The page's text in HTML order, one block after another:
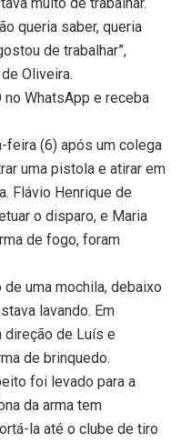
queria saber, queria
de trabalhar”,
Oliveira.
WhatsApp e receba
feira (6) após um colega
uma pistola e atirar em
Flávio Henrique de
o disparo, e Maria
de fogo, foram
uma mochila, debaixo
lavando. Em
direção de Luís e
de brinquedo.
foi levado para a
da arma tem
la até o clube de tiro